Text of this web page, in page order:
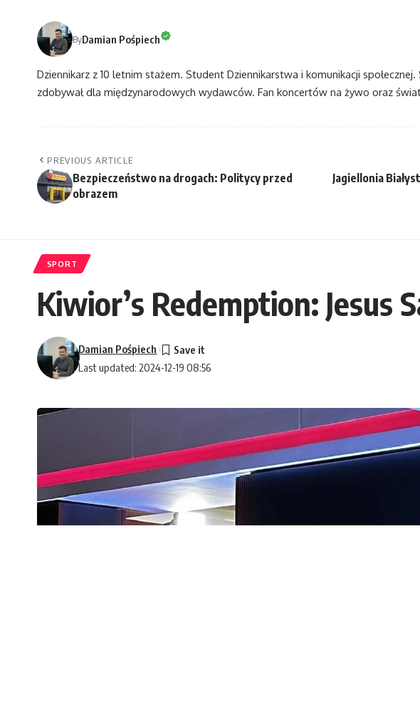
ByDamian Pośpiech
Dziennikarz z 10 letnim stażem. Student Dziennikarstwa i komunikacji
zdobywał dla międzynarodowych wydawców. Fan koncertów na żywo oraz
PREVIOUS ARTICLE
Bezpieczeństwo na drogach: Politycy przed
obrazem
Jagiellonia
SPORT
Kiwior’s Redemption: Jesus
Last updated: 2024-12-19 08:56
Damian Pośpiech